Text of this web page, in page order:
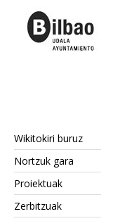
Wikitokiri buruz
Nortzuk gara
Proiektuak
Zerbitzuak